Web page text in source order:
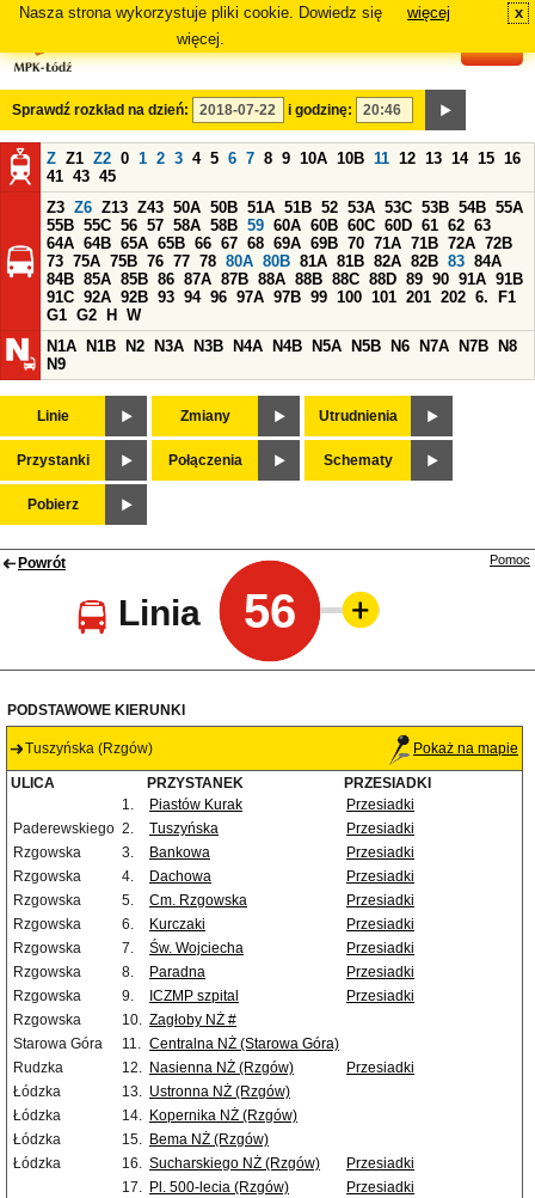
Nasza strona wykorzystuje pliki cookie. Dowiedz się
więcej.
więcej x
Sprawdź rozkład na dzień: i godzinę:
Z Z1 Z2 0 1 2 3 4 5 6 7 8 9 10A 10B 11 12 13 14 15 16
41 43 45
Z3 Z6 Z13 Z43 50A 50B 51A 51B 52 53A 53C 53B 54B 55A
55B 55C 56 57 58A 58B 59 60A 60B 60C 60D 61 62 63
64A 64B 65A 65B 66 67 68 69A 69B 70 71A 71B 72A 72B
73 75A 75B 76 77 78 80A 80B 81A 81B 82A 82B 83 84A
84B 85A 85B 86 87A 87B 88A 88B 88C 88D 89 90 91A 91B
91C 92A 92B 93 94 96 97A 97B 99 100 101 201 202 6.
F1
G1 G2 H
W
N1A
N1B N2 N3A N3B N4A N4B N5A N5B N6 N7A N7B
N8
N9
Linie Zmiany Utrudnienia
Przystanki Połączenia Schematy
Pobierz
Powrót
Linia 56
Pomoc
PODSTAWOWE KIERUNKI
Tuszyńska (Rzgów) Pokaż na mapie
ULICA PRZYSTANEK
PRZESIADKI
1.
Piastów Kurak
Przesiadki
Paderewskiego 2. Tuszyńska
Przesiadki
Rzgowska
3. Bankowa
Przesiadki
Rzgowska
4. Dachowa
Przesiadki
Rzgowska
5. Cm. Rzgowska
Przesiadki
Rzgowska
6. Kurczaki
Przesiadki
Rzgowska
7. Św. Wojciecha
Przesiadki
Rzgowska
8. Paradna
Przesiadki
Rzgowska
9. ICZMP szpital
Przesiadki
Rzgowska
10. Zagłoby NŻ #
Starowa Góra
11. Centralna NŻ (Starowa Góra)
Rudzka
12. Nasienna NŻ (Rzgów)
Przesiadki
Łódzka
13. Ustronna NŻ (Rzgów)
Łódzka
14. Kopernika NŻ (Rzgów)
Łódzka
15. Bema NŻ (Rzgów)
Łódzka
16. Sucharskiego NŻ (Rzgów)
Przesiadki
17. Pl. 500-lecia (Rzgów)
Przesiadki